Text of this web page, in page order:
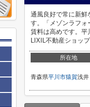
通風良好で常に新鮮
す。「メゾンラフォ
賃料は高めです。平
LIXIL不動産ショッ
所在地
青森県平川市猿賀浅井